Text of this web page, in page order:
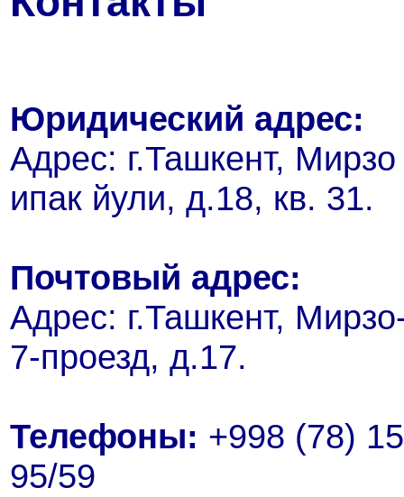
Юридический адрес:
Адрес: г.Ташкент,
ипак йули, д.18, кв. 31.
Почтовый адрес:
Адрес: г.Ташкент,
7-проезд, д.17.
Телефоны: +998 (78)
95/59